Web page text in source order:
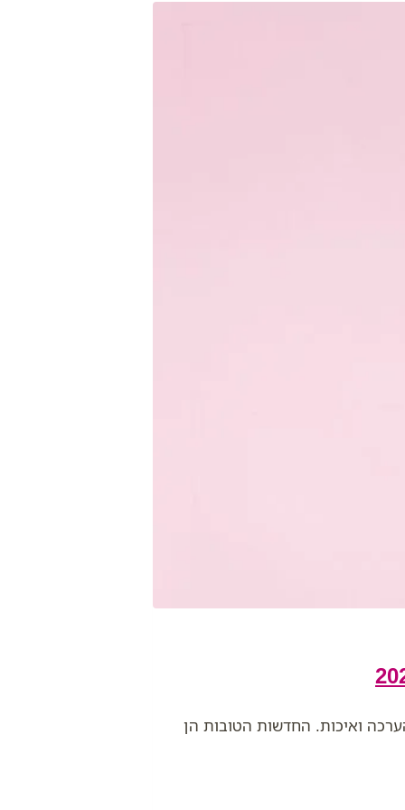
ואיכות. החדשות הטובות הן